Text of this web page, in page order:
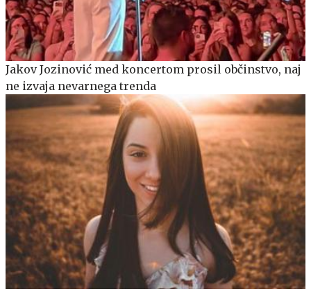
Jakov Jozinović med koncertom prosil občinstvo, naj
ne izvaja nevarnega trenda